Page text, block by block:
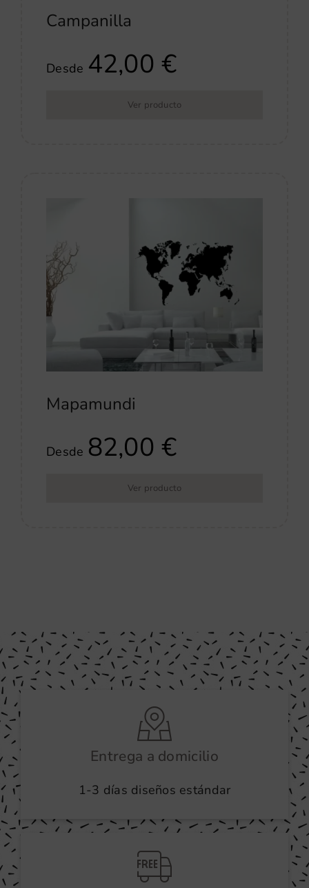
Campanilla
Desde 42,00€
Ver producto
Mapamundi
Desde 82,00€
Ver producto
Entrega a domicilio
1-3 días diseños estándar